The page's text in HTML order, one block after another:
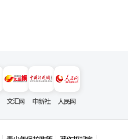
文汇网 中新社 人民网